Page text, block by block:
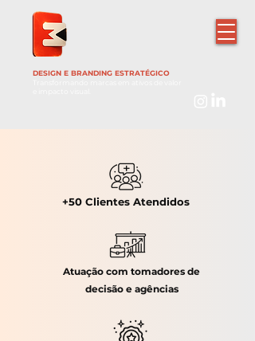
DESIGN E BRANDING ESTRATÉGICO
+50 Clientes Atendidos
Atuação com tomadores de
decisão e agências